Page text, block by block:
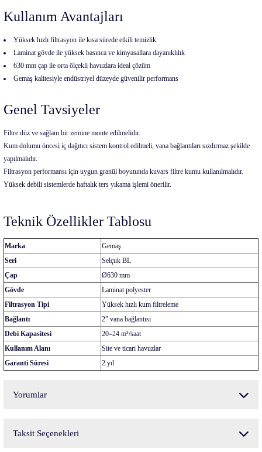
Kullanım Avantajları
Yüksek hızlı filtrasyon ile kısa sürede etkili temizlik
Laminat gövde ile yüksek basınca ve kimyasallara dayanıklılık
630 mm çap ile orta ölçekli havuzlara ideal çözüm
Gemaş kalitesiyle endüstriyel düzeyde güvenilir performans
Genel Tavsiyeler
Filtre düz ve sağlam bir zemine monte edilmelidir.
Kum dolumu öncesi iç dağıtıcı sistem kontrol edilmeli, vana bağlantıları sızdırmaz şekilde
yapılmalıdır.
Filtrasyon performansı için uygun granül boyutunda kuvars filtre kumu kullanılmalıdır.
Yüksek debili sistemlerde haftalık ters yıkama işlemi önerilir.
Teknik Özellikler Tablosu
Marka
Gemaş
Seri
Selçuk BL
Çap
Ø630 mm
Gövde
Laminat polyester
Filtrasyon Tipi
Yüksek hızlı kum filtreleme
Bağlantı
2” vana bağlantısı
Debi Kapasitesi
20–24 m³/saat
Kullanım Alanı
Site ve ticari havuzlar
Garanti Süresi
2 yıl
Yorumlar
Taksit Seçenekleri